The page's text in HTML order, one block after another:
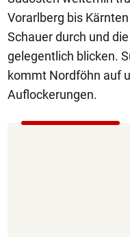
Vorarlberg bis
Schauer durch und
gelegentlich blicken.
kommt Nordföhn auf
Auflockerungen.